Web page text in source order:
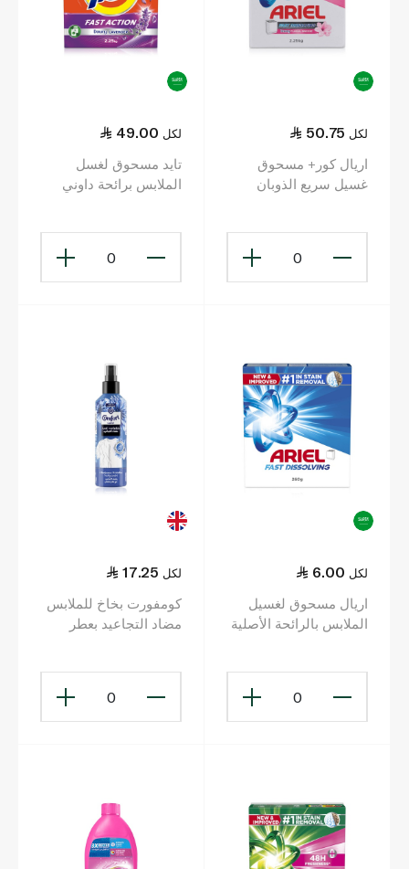
50.75 لكل
اريال كور+ مسحوق
غسيل سريع الذوبان
0
49.00 لكل
تايد مسحوق لغسل
الملابس برائحة داوني
0
6.00 لكل
اريال مسحوق لغسيل
الملابس بالرائحة الأصلية
0
17.25 لكل
كومفورت بخاخ للملابس
مضاد التجاعيد بعطر
0